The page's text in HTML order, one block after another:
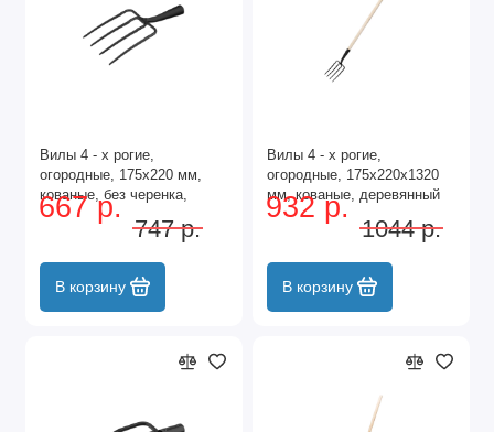
Вилы 4 - х рогие,
огородные, 175х220 мм,
кованые, без черенка,
Арти,
667 р.
747 р.
В корзину
Вилы 4 - х рогие,
огородные, 175х220х1320
мм, кованые, деревянный
черенок, Арти,
932 р.
1044 р.
В корзину